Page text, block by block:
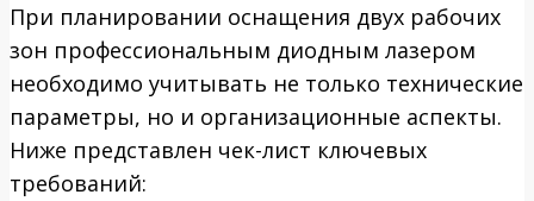
При планировании оснащения двух рабочих
зон профессиональным диодным лазером
необходимо учитывать не только технические
параметры, но и организационные аспекты.
Ниже представлен чек-лист ключевых
требований: